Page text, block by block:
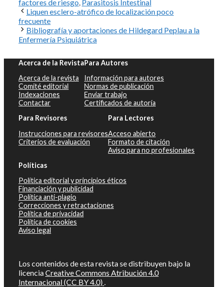
factores de riesgo Parasitosis Intestinal
Liquen esclero-atrófico de localización poco
frecuente
Bibliografía y aportaciones de Hildegard Peplau a la
Enfermería Psiquiátrica
Acerca de la Revista
Acerca de la revista
Comité editorial
Indexaciones
Contactar
Para Autores
Información para autores
Normas de publicación
Enviar trabajo
Certificados de autoría
Para Revisores
Instrucciones para revisores
Criterios de evaluación
Para Lectores
Acceso abierto
Formato de citación
Aviso para no profesionales
Políticas
Política editorial y principios éticos
Financiación y publicidad
Política anti-plagio
Correcciones y retractaciones
Política de privacidad
Política de cookies
Aviso legal
Los contenidos de esta revista se distribuyen bajo la
licenciaCreative Commons Atribución 4.0
Internacional (CC BY 4.0) .